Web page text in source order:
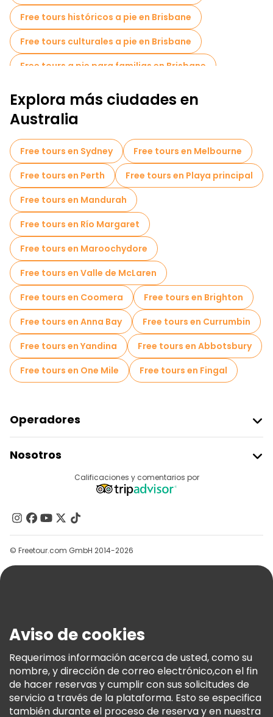
Free tours históricos a pie en Brisbane
Free tours culturales a pie en Brisbane
Free tours a pie para familias en Brisbane
Tours autoguiados en Brisbane
Free tours de un día en Brisbane
Tours en bicicleta en Brisbane
Tours gastronómicos en Brisbane
Explora más ciudades en
Australia
Free tours en Sydney
Free tours en Melbourne
Free tours en Perth
Free tours en Playa principal
Free tours en Mandurah
Free tours en Río Margaret
Free tours en Maroochydore
Free tours en Valle de McLaren
Free tours en Coomera
Free tours en Brighton
Free tours en Anna Bay
Free tours en Currumbin
Free tours en Yandina
Free tours en Abbotsbury
Free tours en One Mile
Free tours en Fingal
Operadores
Acceder Como Proveedor
Programa De Afiliados
Nosotros
Contacto
Grupos
Ayuda
Términos E Información Legal
Política De Cookies
Freetour Premios
Programa De Fidelidad
Calificaciones y comentarios por
© Freetour.com GmbH 2014-2026
Aviso de cookies
Requerimos información acerca de usted, como su
nombre, y dirección de correo electrónico,con el fin
de hacer reservas y cumplir con sus solicitudes de
servicio a través de la plataforma. Esto se especifica
también durante el proceso de reserva y en nuestra